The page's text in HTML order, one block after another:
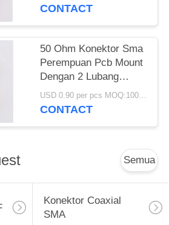
CONTACT
50 Ohm Konektor Sma
Perempuan Pcb Mount
Dengan 2 Lubang
Flange Berlapis Emas USD 0.90 per pcs MOQ:1000 buah
CONTACT
Semua
Konektor Coaxial
SMA